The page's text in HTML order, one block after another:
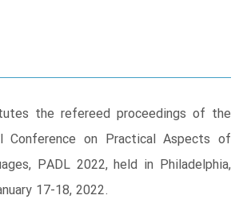
the refereed proceedings of the
Conference on Practical Aspects of
PADL 2022, held in Philadelphia,
17-18, 2022.